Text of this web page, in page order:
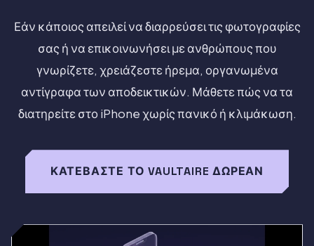
Εάν κάποιος απειλεί να διαρρεύσει τις φωτογραφίες
σας ή να επικοινωνήσει με ανθρώπους που
γνωρίζετε, χρειάζεστε ήρεμα, οργανωμένα
αντίγραφα των αποδεικτικών. Μάθετε πώς να τα
διατηρείτε στο iPhone χωρίς πανικό ή κλιμάκωση.
ΚΑΤΕΒΆΣΤΕ ΤΟ VAULTAIRE ΔΩΡΕΆΝ